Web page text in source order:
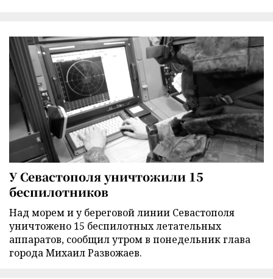
У Севастополя уничтожили 15
беспилотников
Над морем и у береговой линии Севастополя
уничтожено 15 беспилотных летательных
аппаратов, сообщил утром в понедельник глава
города Михаил Развожаев.